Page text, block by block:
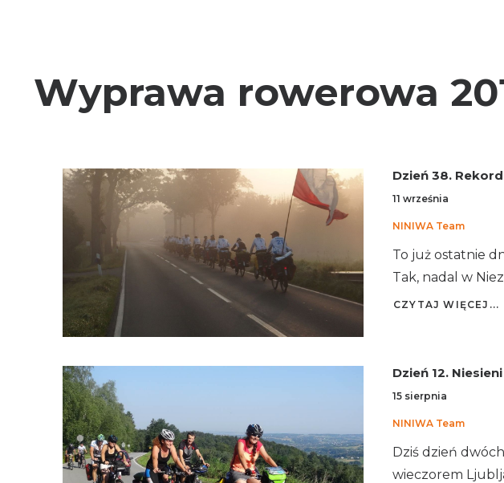
Wyprawa rowerowa
Dzień 38.
11 września
NINIWA Team
To już ostatnie
Tak, nadal w
CZYTAJ WIĘCEJ...
Dzień 12.
15 sierpnia
NINIWA Team
Dziś dzień
wieczorem